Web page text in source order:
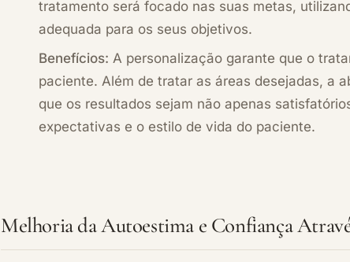
tratamento será focado nas suas metas,
adequada para os seus objetivos.
Benefícios: A personalização garante que o
paciente. Além de tratar as áreas desejadas, a
que os resultados sejam não apenas
expectativas e o estilo de vida do paciente.
Melhoria da Autoestima e Confiança